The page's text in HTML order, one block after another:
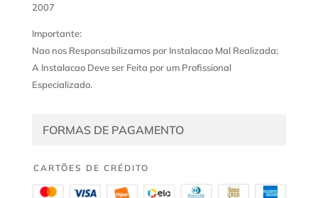
2007
Importante:
Nao nos Responsabilizamos por Instalacao Mal Realizada;
A Instalacao Deve ser Feita por um Profissional
Especializado.
FORMAS DE PAGAMENTO
CARTÕES DE CRÉDITO